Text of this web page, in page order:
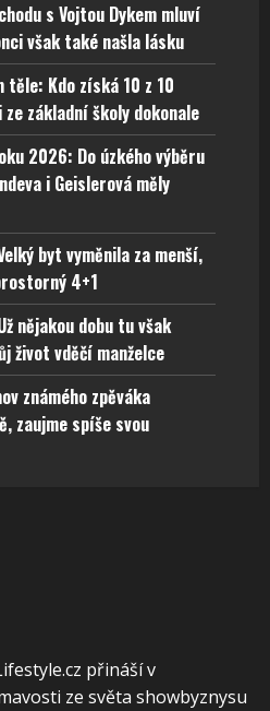
s Vojtou Dykem mluví
však také našla lásku
Kdo získá 10 z 10
základní školy dokonale
2026: Do úzkého výběru
i Geislerová měly
byt vyměnila za menší,
4+1
nějakou dobu tu však
život vděčí manželce
známého zpěváka
zaujme spíše svou
přináší v
ze světa showbyznysu